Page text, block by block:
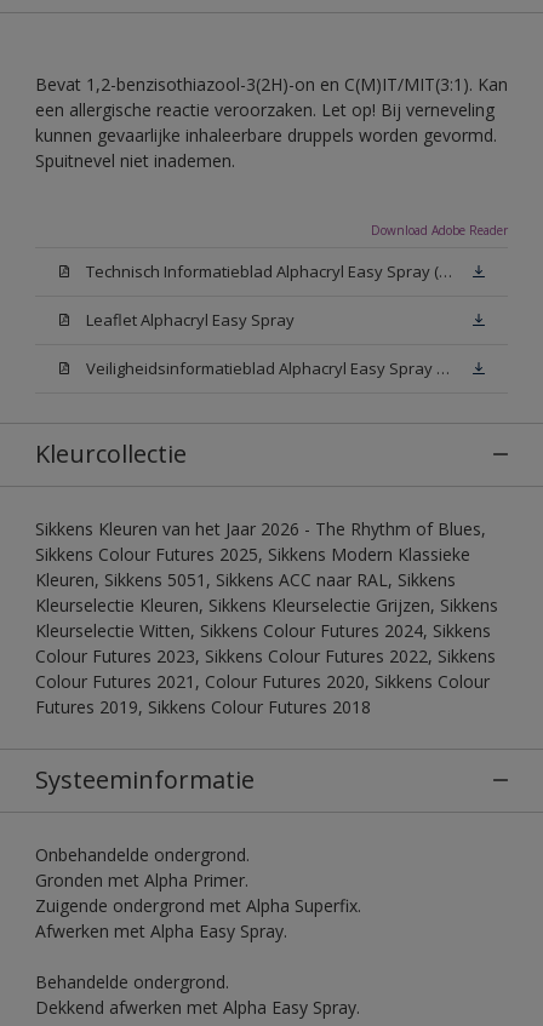
Bevat 1,2-benzisothiazool-3(2H)-on en C(M)IT/MIT(3:1). Kan
een allergische reactie veroorzaken. Let op! Bij verneveling
kunnen gevaarlijke inhaleerbare druppels worden gevormd.
Spuitnevel niet inademen.
Download Adobe Reader
Technisch Informatieblad Alphacryl Easy Spray (PDF)
Leaflet Alphacryl Easy Spray
Veiligheidsinformatieblad Alphacryl Easy Spray White W05 (MSDS)
Kleurcollectie
Sikkens Kleuren van het Jaar 2026 - The Rhythm of Blues,
Sikkens Colour Futures 2025, Sikkens Modern Klassieke
Kleuren, Sikkens 5051, Sikkens ACC naar RAL, Sikkens
Kleurselectie Kleuren, Sikkens Kleurselectie Grijzen, Sikkens
Kleurselectie Witten, Sikkens Colour Futures 2024, Sikkens
Colour Futures 2023, Sikkens Colour Futures 2022, Sikkens
Colour Futures 2021, Colour Futures 2020, Sikkens Colour
Futures 2019, Sikkens Colour Futures 2018
Systeeminformatie
Onbehandelde ondergrond.
Gronden met Alpha Primer.
Zuigende ondergrond met Alpha Superfix.
Afwerken met Alpha Easy Spray.
Behandelde ondergrond.
Dekkend afwerken met Alpha Easy Spray.